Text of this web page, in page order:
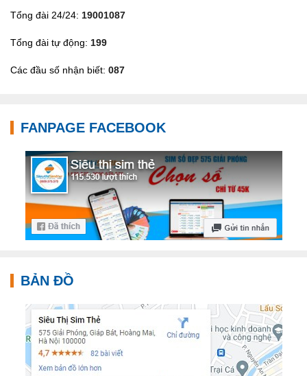
Tổng đài 24/24: 19001087
Tổng đài tự động: 199
Các đầu số nhận biết: 087
FANPAGE FACEBOOK
BẢN ĐỒ